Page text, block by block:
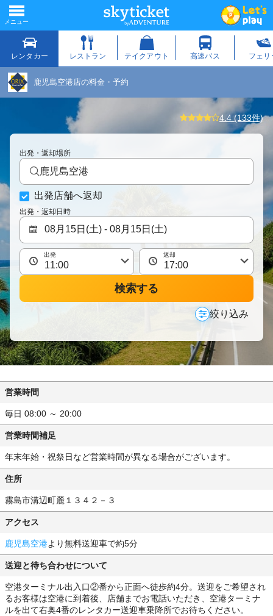
鹿児島空港店の料金・予約
4.4 (133件)
出発・返却場所
鹿児島空港
出発店舗へ返却
出発・返却日時
出発 返却
検索する
絞り込み
営業時間
毎日 08:00 ～ 20:00
営業時間補足
年末年始・祝祭日など営業時間が異なる場合がございます。
住所
霧島市溝辺町麓１３４２－３
アクセス
鹿児島空港より無料送迎車で約5分
送迎と待ち合わせについて
空港ターミナル出入口②番から正面へ徒歩約4分。送迎をご希望され
るお客様は空港に到着後、店舗までお電話いただき、空港ターミナ
ルを出て右奥4番のレンタカー送迎車乗降所でお待ちください。